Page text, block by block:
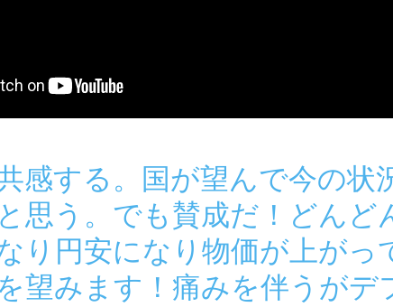
感する。国が望んで今の状
思う。でも賛成だ！どんど
り円安になり物価が上がっ
望みます！痛みを伴うがデ